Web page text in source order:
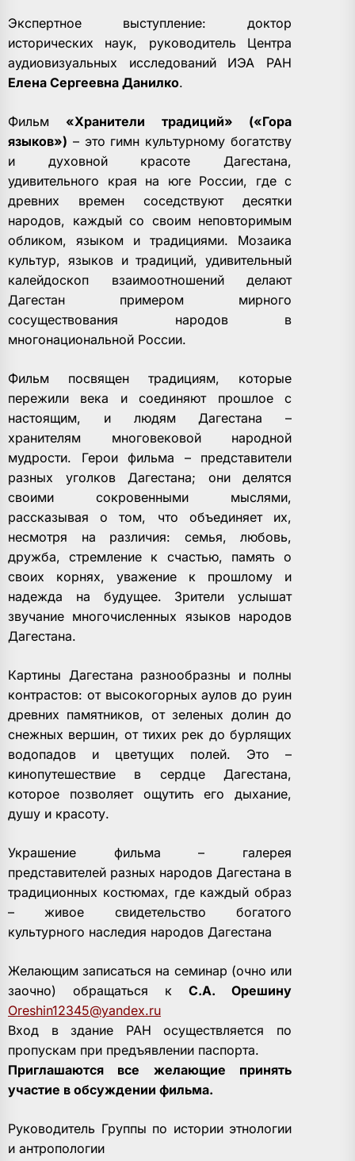
Экспертное выступление: доктор
исторических наук, руководитель Центра
аудиовизуальных исследований ИЭА РАН
Елена Сергеевна Данилко.
Фильм «Хранители традиций» («Гора
языков») – это гимн культурному богатству
и духовной красоте Дагестана,
удивительного края на юге России, где с
древних времен соседствуют десятки
народов, каждый со своим неповторимым
обликом, языком и традициями. Мозаика
культур, языков и традиций, удивительный
калейдоскоп взаимоотношений делают
Дагестан примером мирного
сосуществования народов в
многонациональной России.
Фильм посвящен традициям, которые
пережили века и соединяют прошлое с
настоящим, и людям Дагестана –
хранителям многовековой народной
мудрости. Герои фильма – представители
разных уголков Дагестана; они делятся
своими сокровенными мыслями,
рассказывая о том, что объединяет их,
несмотря на различия: семья, любовь,
дружба, стремление к счастью, память о
своих корнях, уважение к прошлому и
надежда на будущее. Зрители услышат
звучание многочисленных языков народов
Дагестана.
Картины Дагестана разнообразны и полны
контрастов: от высокогорных аулов до руин
древних памятников, от зеленых долин до
снежных вершин, от тихих рек до бурлящих
водопадов и цветущих полей. Это –
кинопутешествие в сердце Дагестана,
которое позволяет ощутить его дыхание,
душу и красоту.
Украшение фильма – галерея
представителей разных народов Дагестана в
традиционных костюмах, где каждый образ
– живое свидетельство богатого
культурного наследия народов Дагестана
Желающим записаться на семинар (очно или
заочно) обращаться к С.А. Орешину
Oreshin12345@yandex.ru
Вход в здание РАН осуществляется по
пропускам при предъявлении паспорта.
Приглашаются все желающие принять
участие в обсуждении фильма.
Руководитель Группы по истории этнологии
и антропологии